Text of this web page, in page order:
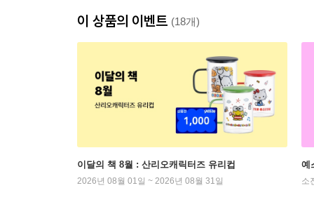
이 상품의 이벤트 (18개)
이달의 책 8월 : 산리오캐릭터즈 유리컵
2026년 08월 01일 ~ 2026년 08월 31일
예
소